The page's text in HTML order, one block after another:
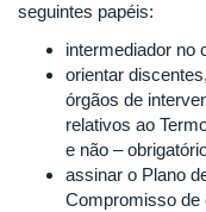
seguintes papéis:
intermediador no
orientar
órgãos de
relativos ao
e não –
assinar o Plano
Compromisso de